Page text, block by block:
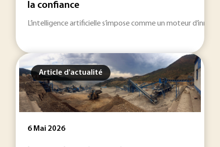
la confiance
L’intelligence artificielle s’impose comme un moteur
Article d'actualité
6 Mai 2026